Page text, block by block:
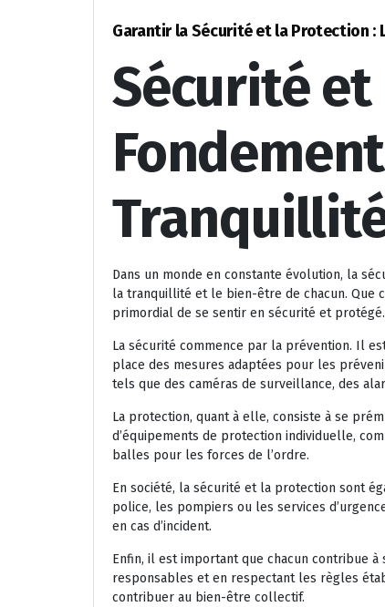
Garantir la Sécurité et la Protection :
Sécurité
Dans un monde en constante évolution, la
la tranquillité et le bien-être de chacun. Que
primordial de se sentir en sécurité et protégé.
La sécurité commence par la prévention. Il
place des mesures adaptées pour les
tels que des caméras de surveillance, des
La protection, quant à elle, consiste à se
d’équipements de protection individuelle,
balles pour les forces de l’ordre.
En société, la sécurité et la protection sont
police, les pompiers ou les services
en cas d’incident.
Enfin, il est important que chacun contribue
responsables et en respectant les règles
contribuer au bien-être collectif.